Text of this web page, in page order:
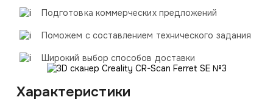
Подготовка коммерческих предложений
Поможем с составлением технического задания
Широкий выбор способов доставки
Характеристики